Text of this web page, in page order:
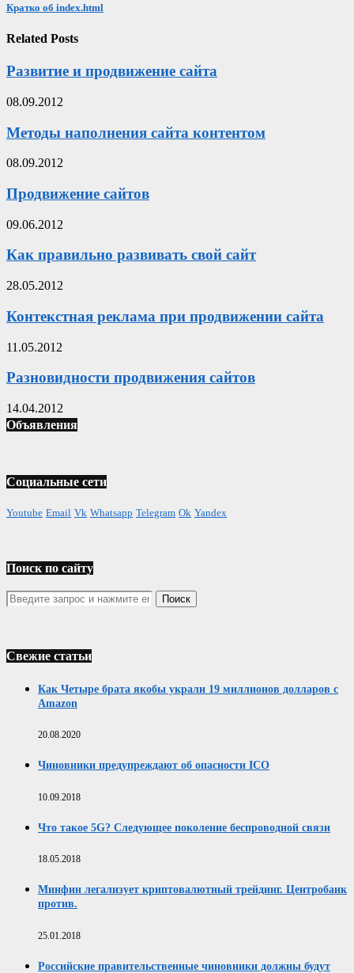
Кратко об index.html
Related Posts
Развитие и продвижение сайта
08.09.2012
Методы наполнения сайта контентом
08.09.2012
Продвижение сайтов
09.06.2012
Как правильно развивать свой сайт
28.05.2012
Контекстная реклама при продвижении сайта
11.05.2012
Разновидности продвижения сайтов
14.04.2012
Объявления
Социальные сети
Youtube Email Vk Whatsapp Telegram Ok Yandex
Поиск по сайту
Свежие статьи
Как Четыре брата якобы украли 19 миллионов долларов с
Amazon
20.08.2020
Чиновники предупреждают об опасности ICO
10.09.2018
Что такое 5G? Следующее поколение беспроводной связи
18.05.2018
Минфин легализует криптовалютный трейдинг. Центробанк
против.
25.01.2018
Российские правительственные чиновники должны будут